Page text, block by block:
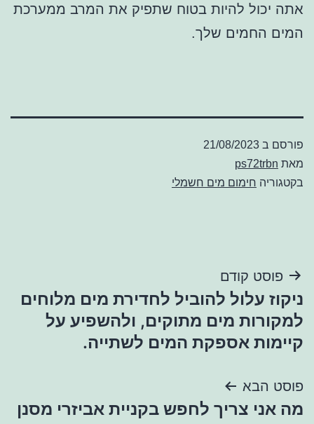
אתה יכול להיות בטוח שתפיק את המרב ממערכת
המים החמים שלך.
פורסם ב 21/08/2023
מאת ps72trbn
בקטגוריה חימום מים חשמלי
ניווט
פוסט קודם
ניקוז עלול להוביל לחדירת מים מלוחים
למקורות מים מתוקים, ולהשפיע על
קיימות אספקת המים לשתייה.
פוסט הבא
מה אני צריך לחפש בקניית אביזרי מסנן